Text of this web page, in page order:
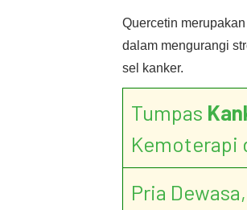
Quercetin
dalam mengurangi
sel kanker.
Tumpas
Kemoterapi
Pria